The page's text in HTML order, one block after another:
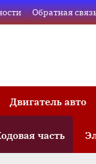
Обратная
Двигатель авто
часть